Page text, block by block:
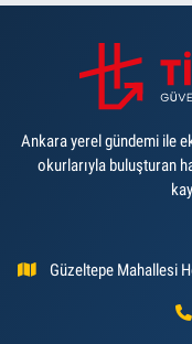
Ankara yerel gündemi ile
okurlarıyla buluşturan
Güzeltepe Mahallesi